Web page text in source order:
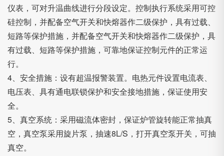
仪表，可对升温曲线进行分段设定。控制执行系统采用可控
硅控制，并配备空气开关和快熔器作二级保护，具有过载、
短路等保护措施，并配备空气开关和快熔器作二级保护，具
有过载、短路等保护措施，可靠地保证控制元件的正常运
行。
4、安全措施：设有超温报警装置。电热元件设置电流表、
电压表、具有通电联锁保护和安全接地措施，保证使用安
全。
5、真空系统：采用磁流体密封，保证炉管旋转能正常抽真
空，真空泵采用旋片泵，抽速8L/S，打开真空泵开关，可抽
真空。